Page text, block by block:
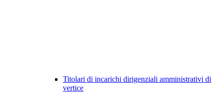
Titolari di incarichi dirigenziali amministrativi di
vertice